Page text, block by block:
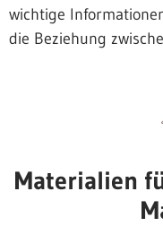
wichtige
die Beziehung
Materialien